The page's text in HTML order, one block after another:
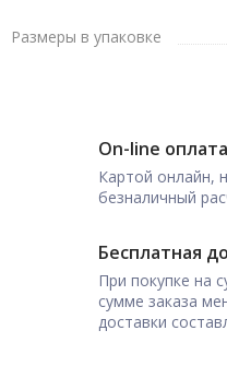
Размеры в упаковке
On-line
Картой онлайн,
безналичный
Бесплатная
При покупке на
сумме заказа
доставки